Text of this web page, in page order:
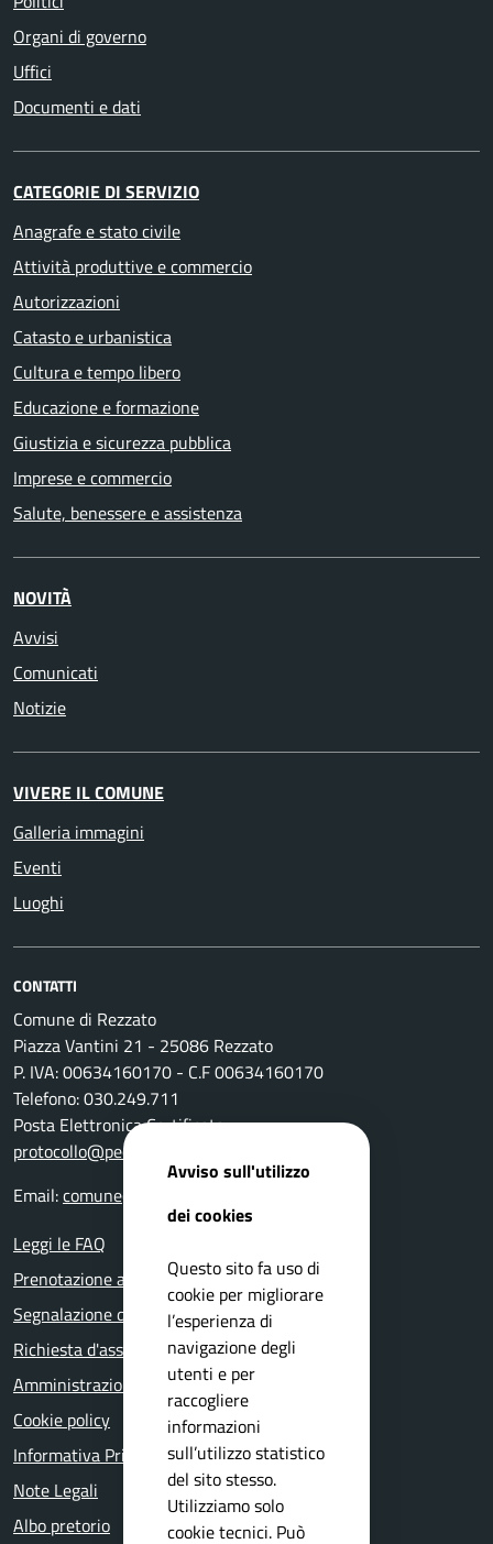
Organi di governo
Uffici
Documenti e dati
CATEGORIE DI SERVIZIO
Anagrafe e stato civile
Attività produttive e commercio
Autorizzazioni
Catasto e urbanistica
Cultura e tempo libero
Educazione e formazione
Giustizia e sicurezza pubblica
Imprese e commercio
Salute, benessere e assistenza
NOVITÀ
Avvisi
Comunicati
Notizie
VIVERE IL COMUNE
Galleria immagini
Eventi
Luoghi
CONTATTI
Comune di Rezzato
Piazza Vantini 21 - 25086 Rezzato
P. IVA: 00634160170 - C.F 00634160170
Telefono: 030.249.711
Posta Elettronica Certificata:
protocollo@pec.comune.rezzato.bs.it
Email:comune@comune.rezzato.bs.it
Leggi le FAQ
Prenotazione appuntamento
Segnalazione disservizio
Richiesta d'assistenza
Amministrazione trasparente
Cookie policy
Informativa Privacy
Note Legali
Albo pretorio
Avviso sull'utilizzo
dei cookies
Questo sito fa uso di
cookie per migliorare
l’esperienza di
navigazione degli
utenti e per
raccogliere
informazioni
sull’utilizzo statistico
del sito stesso.
Utilizziamo solo
cookie tecnici. Può